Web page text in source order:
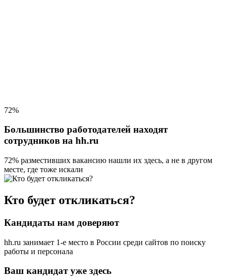
72%
Большинство работодателей находят
сотрудников на hh.ru
72% разместивших вакансию нашли их здесь, а не в другом
месте, где тоже искали
Кто будет откликаться?
Кандидаты нам доверяют
hh.ru занимает 1-е место в России среди сайтов по поиску
работы и персонала
Ваш кандидат уже здесь